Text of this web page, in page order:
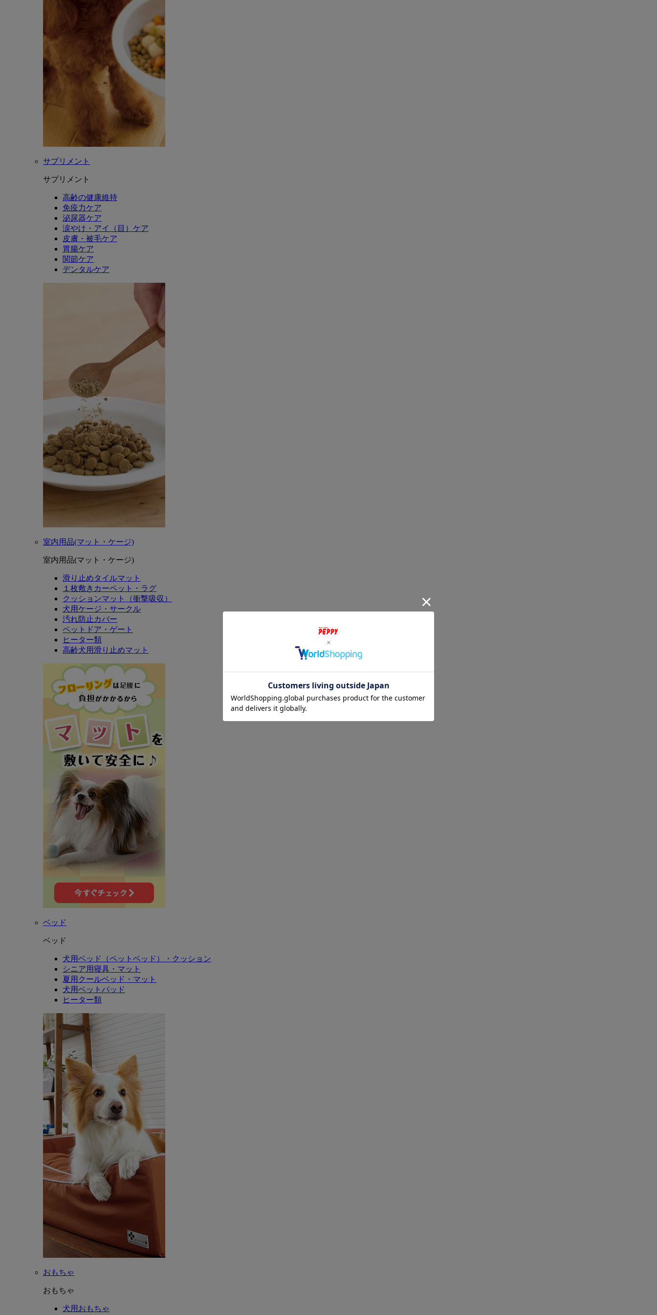
サプリメント
サプリメント
高齢の健康維持
免疫力ケア
泌尿器ケア
涙やけ・アイ（目）ケア
皮膚・被毛ケア
胃腸ケア
関節ケア
デンタルケア
室内用品(マット・ケージ)
室内用品(マット・ケージ)
滑り止めタイルマット
１枚敷きカーペット・ラグ
クッションマット（衝撃吸収）
犬用ケージ・サークル
汚れ防止カバー
ペットドア・ゲート
ヒーター類
高齢犬用滑り止めマット
ベッド
ベッド
犬用ベッド（ペットベッド）・クッション
シニア用寝具・マット
夏用クールベッド・マット
犬用ベットパッド
ヒーター類
おもちゃ
おもちゃ
犬用おもちゃ